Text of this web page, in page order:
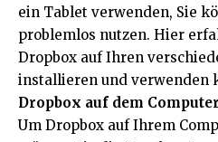
ein Tablet verwenden, Sie
problemlos nutzen. Hier
Dropbox auf Ihren
installieren und verwenden
Dropbox auf dem
Um Dropbox auf Ihrem